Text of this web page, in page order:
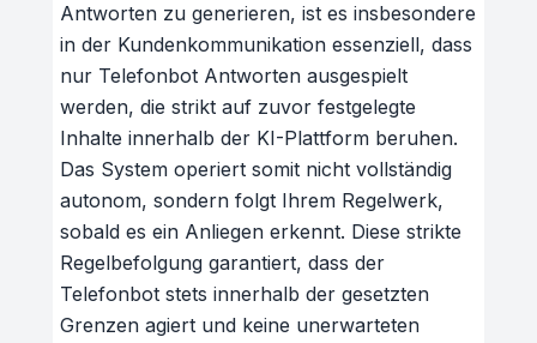
Antworten zu generieren, ist es insbesondere
in der Kundenkommunikation essenziell, dass
nur Telefonbot Antworten ausgespielt
werden, die strikt auf zuvor festgelegte
Inhalte innerhalb der KI-Plattform beruhen.
Das System operiert somit nicht vollständig
autonom, sondern folgt Ihrem Regelwerk,
sobald es ein Anliegen erkennt. Diese strikte
Regelbefolgung garantiert, dass der
Telefonbot stets innerhalb der gesetzten
Grenzen agiert und keine unerwarteten